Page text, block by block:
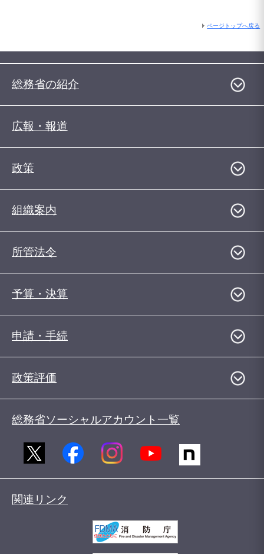
ページトップへ戻る
総務省の紹介
広報・報道
政策
組織案内
所管法令
予算・決算
申請・手続
政策評価
総務省ソーシャルアカウント一覧
関連リンク